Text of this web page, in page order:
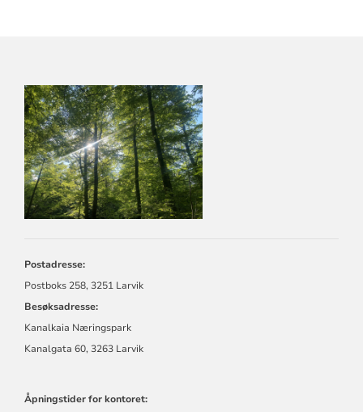
KONTAKTINFORMASJON
FOR
LARVIK
KIRKELIGE
FELLESRÅD
Postadresse:
Postboks 258, 3251 Larvik
Besøksadresse:
Kanalkaia Næringspark
Kanalgata 60, 3263 Larvik
Åpningstider for kontoret: